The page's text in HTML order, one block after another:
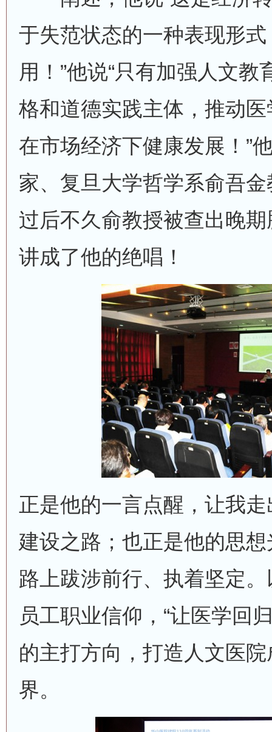
于失范状态的一种表现形
用！”他说“只有加强人文
格和道德实践主体，推动
在市场经济下健康发展！”
家、复旦大学哲学系俞吾
过后不久俞教授被查出晚
讲成了他的绝唱！
正是他的一言点醒，让我
建设之路；也正是他的思
路上跋涉前行、执着坚定
员工职业信仰，“让医学回
的主打方向，打造人文医
界。